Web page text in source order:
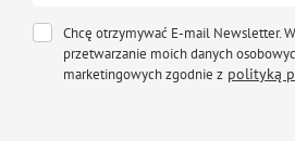
Chcę otrzymywać E-mail Newsletter.
przetwarzanie moich danych
marketingowych zgodnie z polityką